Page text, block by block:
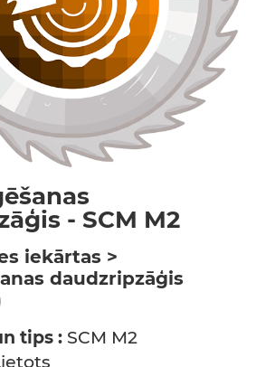
- SCM M2
iekārtas >
daudzripzāģis
tips : SCM M2